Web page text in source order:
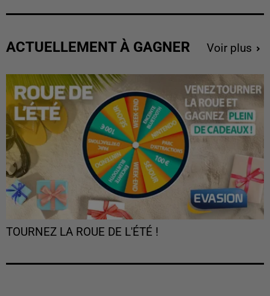
ACTUELLEMENT À GAGNER Voir plus
TOURNEZ LA ROUE DE L'ÉTÉ !